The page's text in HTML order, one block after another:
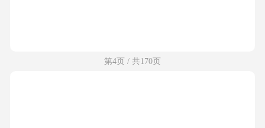
第4页 / 共170页